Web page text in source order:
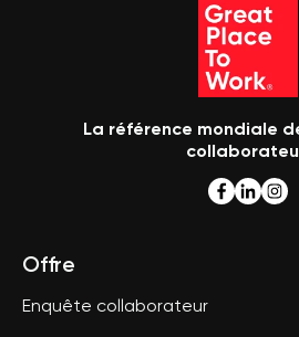
La référence mondiale
Offre
Enquête collaborateur